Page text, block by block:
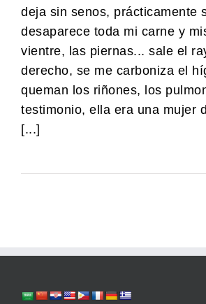
deja sin senos, prácticamente
desaparece toda mi carne y
vientre, las piernas... sale el
derecho, se me carboniza el
queman los riñones, los
testimonio, ella era una mujer
[...]